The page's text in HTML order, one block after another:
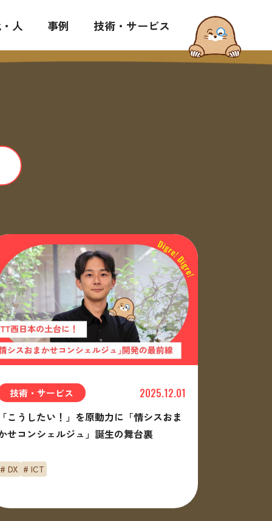
人 事例 技術・サービス
技術・サービス
2025.12.01
こうしたい！」を原動力に「情シスおま
せコンシェルジュ」誕生の舞台裏
# DX # ICT